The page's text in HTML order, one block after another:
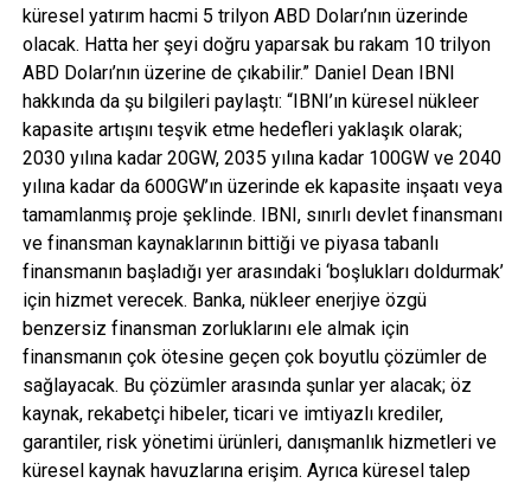
küresel yatırım hacmi 5 trilyon ABD Doları’nın üzerinde
olacak. Hatta her şeyi doğru yaparsak bu rakam 10 trilyon
ABD Doları’nın üzerine de çıkabilir.” Daniel Dean IBNI
hakkında da şu bilgileri paylaştı: “IBNI’ın küresel nükleer
kapasite artışını teşvik etme hedefleri yaklaşık olarak;
2030 yılına kadar 20GW, 2035 yılına kadar 100GW ve 2040
yılına kadar da 600GW’ın üzerinde ek kapasite inşaatı veya
tamamlanmış proje şeklinde. IBNI, sınırlı devlet finansmanı
ve finansman kaynaklarının bittiği ve piyasa tabanlı
finansmanın başladığı yer arasındaki ‘boşlukları doldurmak’
için hizmet verecek. Banka, nükleer enerjiye özgü
benzersiz finansman zorluklarını ele almak için
finansmanın çok ötesine geçen çok boyutlu çözümler de
sağlayacak. Bu çözümler arasında şunlar yer alacak; öz
kaynak, rekabetçi hibeler, ticari ve imtiyazlı krediler,
garantiler, risk yönetimi ürünleri, danışmanlık hizmetleri ve
küresel kaynak havuzlarına erişim. Ayrıca küresel talep